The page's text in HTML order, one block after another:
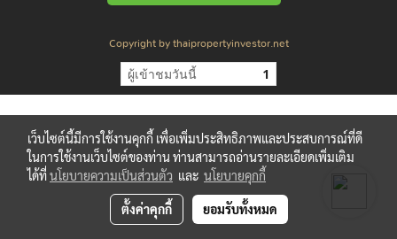
Copyright by thaipropertyinvestor.net
ผู้เข้าชมวันนี้ 1
เว็บไซต์นี้มีการใช้งานคุกกี้ เพื่อเพิ่มประสิทธิภาพและประสบการณ์ที่ดี
ในการใช้งานเว็บไซต์ของท่าน ท่านสามารถอ่านรายละเอียดเพิ่มเติม
ได้ที่นโยบายความเป็นส่วนตัว และ นโยบายคุกกี้
ตั้งค่าคุกกี้ ยอมรับทั้งหมด